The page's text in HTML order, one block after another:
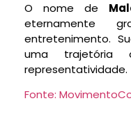
O nome de
eternamente
entretenimento.
uma trajetória
representatividade.
Fonte: